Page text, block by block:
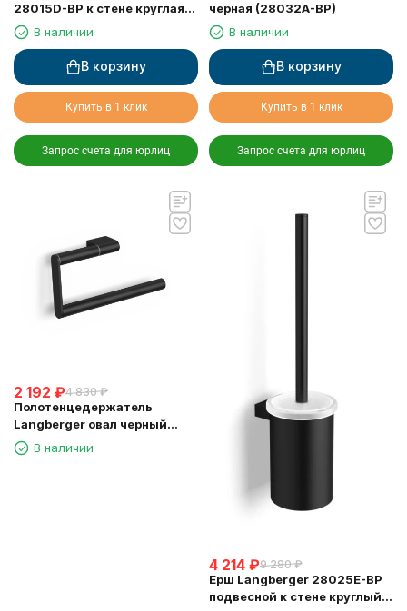
28015D-BP к стене круглая
чернаяВ наличии
В корзину
Купить в 1 клик
Запрос счета для юрлиц
черная (28032A-BP)
В наличии
В корзину
Купить в 1 клик
Запрос счета для юрлиц
2 192 ₽4 830 ₽
Полотенцедержатель
Langberger овал черный
(28038A-BP)
В наличии
4 214 ₽9 280 ₽
Ерш Langberger 28025E-BP
подвесной к стене круглый